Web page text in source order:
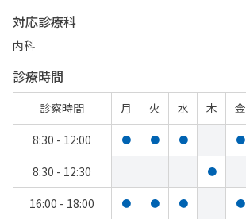
対応診療科
内科
診療時間
診察時間 月 火 水 木 金
8:30 - 12:00
● ● ● ●
8:30 - 12:30 ●
16:00 - 18:00 ● ● ● ●